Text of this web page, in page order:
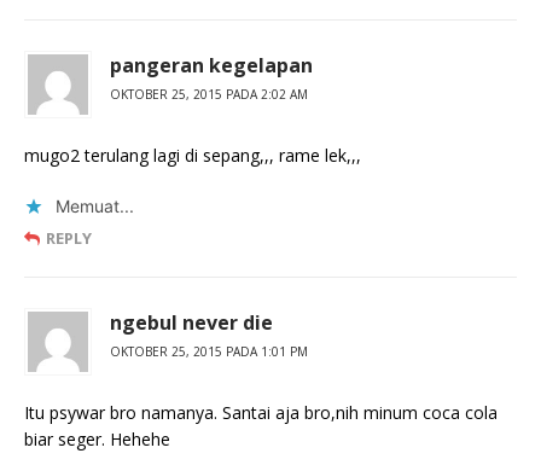
pangeran kegelapan
OKTOBER 25, 2015 PADA 2:02 AM
mugo2 terulang lagi di sepang,,, rame lek,,,
Memuat...
REPLY
ngebul never die
OKTOBER 25, 2015 PADA 1:01 PM
Itu psywar bro namanya. Santai aja bro,nih minum coca cola
biar seger. Hehehe